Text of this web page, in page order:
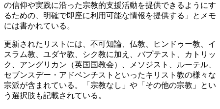
の信仰や実践に沿った宗教的支援活動を提供できるようにす
るための、明確で即座に利用可能な情報を提供する」とメモ
には書かれている。
更新されたリストには、不可知論、仏教、ヒンドゥー教、イ
スラム教、ユダヤ教、シク教に加え、バプテスト、カトリッ
ク、アングリカン（英国国教会）、メソジスト、ルーテル、
セブンスデー・アドベンチストといったキリスト教の様々な
宗派が含まれている。「宗教なし」や「その他の宗教」とい
う選択肢も記載されている。